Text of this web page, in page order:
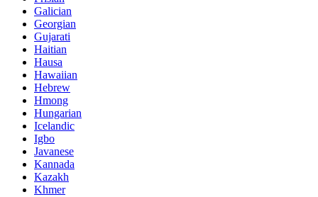
Galician
Georgian
Gujarati
Haitian
Hausa
Hawaiian
Hebrew
Hmong
Hungarian
Icelandic
Igbo
Javanese
Kannada
Kazakh
Khmer